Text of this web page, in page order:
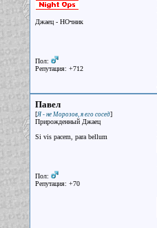
Джаец - НОчник
Пол:
Репутация: +712
Павел
[Я - не Морозов, я его сосед]
Прирожденный Джаец
Si vis pacem, para bellum
Пол:
Репутация: +70